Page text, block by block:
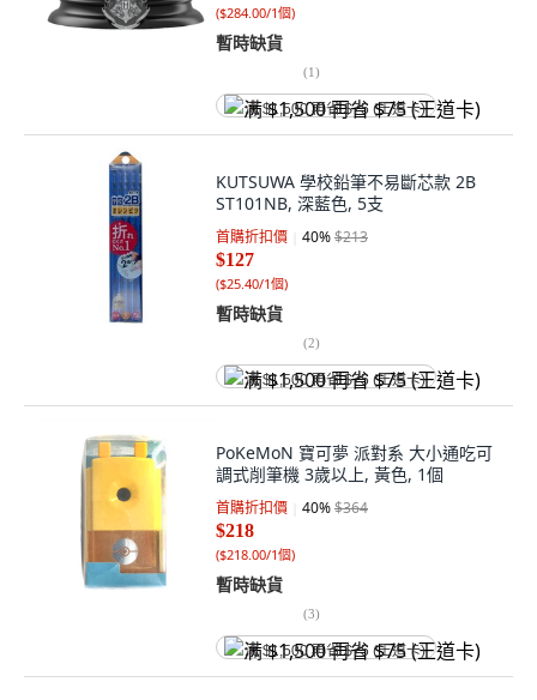
($284.00/1個)
暫時缺貨
(1)
满 $1,500 再省 $75 (王道卡)
KUTSUWA 學校鉛筆不易斷芯款 2B
ST101NB, 深藍色, 5支
首購折扣價 40%$213
$127
($25.40/1個)
暫時缺貨
(2)
满 $1,500 再省 $75 (王道卡)
PoKeMoN 寶可夢 派對系 大小通吃可
調式削筆機 3歲以上, 黃色, 1個
首購折扣價 40%$364
$218
($218.00/1個)
暫時缺貨
(3)
满 $1,500 再省 $75 (王道卡)